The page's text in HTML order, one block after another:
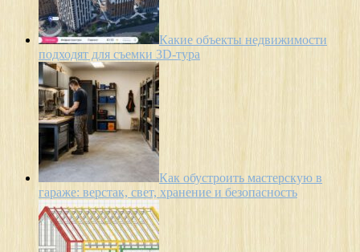
Какие объекты недвижимости
подходят для съемки 3D-тура
Как обустроить мастерскую в
гараже: верстак, свет, хранение и безопасность